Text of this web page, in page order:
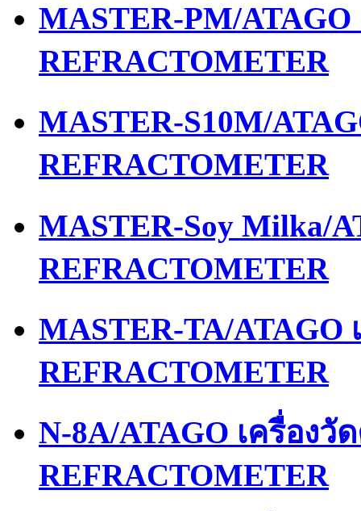
MASTER-PM/
REFRACTOMETER
MASTER-S10M/
REFRACTOMETER
MASTER-Soy Milka/
REFRACTOMETER
MASTER-TA/
REFRACTOMETER
N-8A/ATAGO เครื่อง
REFRACTOMETER